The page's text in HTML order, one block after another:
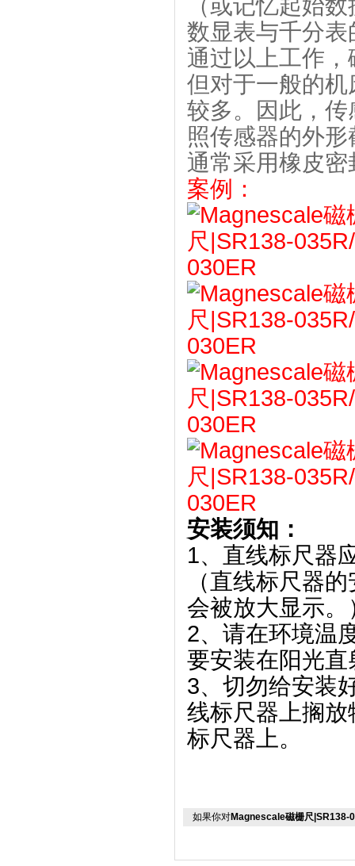
（或记忆起始
数显表与千分
通过以上工作
但对于一般的
较多。因此，
照传感器的外
通常采用橡皮
案例：
安装须知：
1、直线标尺器
（直线标尺器
会被放大显示。
2、请在环境温
要安装在阳光
3、切勿给安装
线标尺器上搁
标尺器上。
如果你对Magnescale磁栅尺|SR138-